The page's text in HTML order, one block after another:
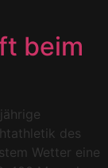
beim
des
Wetter eine